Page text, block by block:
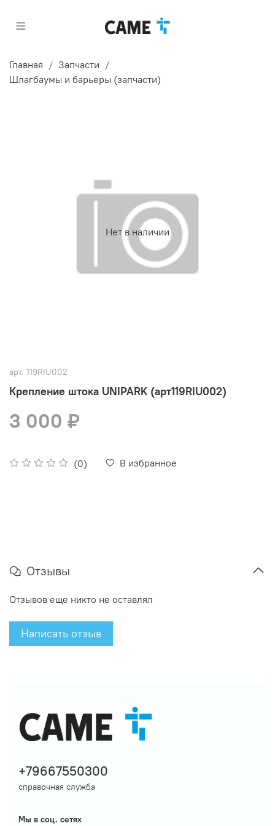
Главная
Запчасти
Шлагбаумы и барьеры (запчасти)
Нет в наличии
арт. 119RIU002
Крепление штока UNIPARK (арт119RIU002)
(0) В избранное
3 000 ₽
Отзывы
Отзывов еще никто не оставлял
Написать отзыв
+79667550300
справочная служба
Мы в соц. сетях